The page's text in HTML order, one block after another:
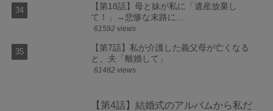
【第18話】母と妹が私に「遺産放棄し
て！」→悲惨な末路に...
61592 views
【第7話】私が介護した義父母が亡くなる
と、夫「離婚して」
61482 views
【第4話】結婚式のアルバムから私だ